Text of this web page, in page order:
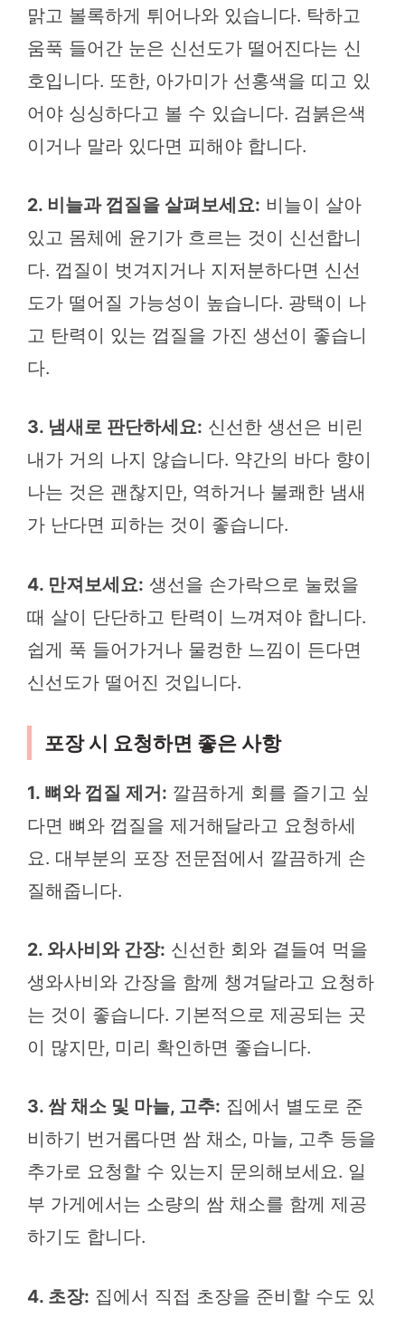
맑고 볼록하게 튀어나와 있습니다. 탁하고
움푹 들어간 눈은 신선도가 떨어진다는 신
호입니다. 또한, 아가미가 선홍색을 띠고 있
어야 싱싱하다고 볼 수 있습니다. 검붉은색
이거나 말라 있다면 피해야 합니다.
2. 비늘과 껍질을 살펴보세요: 비늘이 살아
있고 몸체에 윤기가 흐르는 것이 신선합니
다. 껍질이 벗겨지거나 지저분하다면 신선
도가 떨어질 가능성이 높습니다. 광택이 나
고 탄력이 있는 껍질을 가진 생선이 좋습니
다.
3. 냄새로 판단하세요: 신선한 생선은 비린
내가 거의 나지 않습니다. 약간의 바다 향이
나는 것은 괜찮지만, 역하거나 불쾌한 냄새
가 난다면 피하는 것이 좋습니다.
4. 만져보세요: 생선을 손가락으로 눌렀을
때 살이 단단하고 탄력이 느껴져야 합니다.
쉽게 푹 들어가거나 물컹한 느낌이 든다면
신선도가 떨어진 것입니다.
포장 시 요청하면 좋은 사항
1. 뼈와 껍질 제거: 깔끔하게 회를 즐기고 싶
다면 뼈와 껍질을 제거해달라고 요청하세
요. 대부분의 포장 전문점에서 깔끔하게 손
질해줍니다.
2. 와사비와 간장: 신선한 회와 곁들여 먹을
생와사비와 간장을 함께 챙겨달라고 요청하
는 것이 좋습니다. 기본적으로 제공되는 곳
이 많지만, 미리 확인하면 좋습니다.
3. 쌈 채소 및 마늘, 고추: 집에서 별도로 준
비하기 번거롭다면 쌈 채소, 마늘, 고추 등을
추가로 요청할 수 있는지 문의해보세요. 일
부 가게에서는 소량의 쌈 채소를 함께 제공
하기도 합니다.
4. 초장: 집에서 직접 초장을 준비할 수도 있